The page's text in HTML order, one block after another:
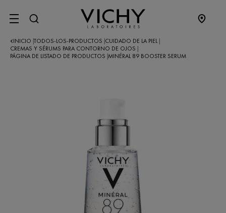
SITE MENU
INICIO TODOS-LOS-PRODUCTOS CUIDADO DE LA PIEL
CREMAS Y SÉRUMS PARA CONTORNO DE OJOS
PÁGINA DE LISTADO DE PRODUCTOS MINÉRAL 89 BOOSTER SERUM